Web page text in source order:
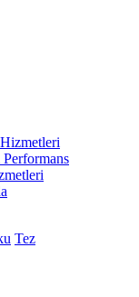
Tez